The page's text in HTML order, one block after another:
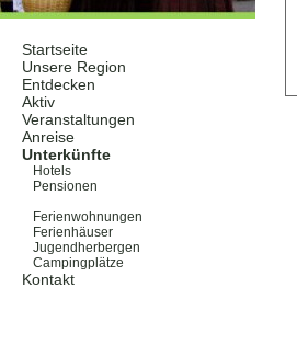
Startseite
Unsere Region
Entdecken
Aktiv
Veranstaltungen
Anreise
Unterkünfte
Hotels
Pensionen
Ferienwohnungen
Ferienhäuser
Jugendherbergen
Campingplätze
Kontakt